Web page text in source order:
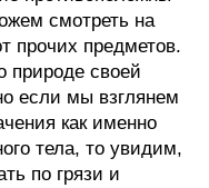
смотреть на
прочих предметов.
природе своей
если мы взглянем
как именно
тела, то увидим,
по грязи и